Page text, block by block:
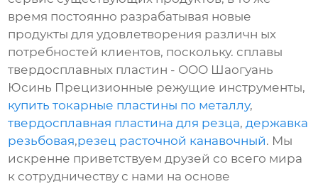
время постоянно разрабатывая новые
продукты для удовлетворения различн ых
потребностей клиентов, поскольку. сплавы
твердосплавных пластин - ООО Шаогуань
Юсинь Прецизионные режущие инструменты,
купить токарные пластины по металлу,
твердосплавная пластина для резца,державка
резьбовая,резец расточной канавочный. Мы
искренне приветствуем друзей со всего мира
к сотрудничеству с нами на основе